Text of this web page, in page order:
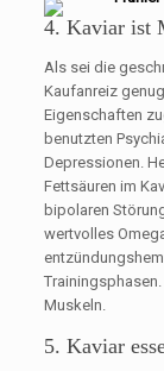
4. Kaviar ist
Als sei die
Kaufanreiz
Eigenschaften
benutzten
Depressionen.
Fettsäuren im
bipolaren
wertvolles
Muskeln.
5. Kaviar